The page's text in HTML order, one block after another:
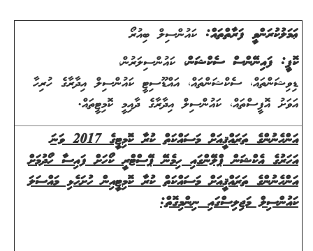
ޢަމަލުކުރަންވީ ފަރާތްތައް: ކައުންސިލް ބިއުރޯ
ކޮޕީ: ފައިނޭންސް ސެކްޝަން، ކައުންސިލަރުން،
ޑިވިޝަންތައް، ސެކްޝަންތައް، އައްޑޫސިޓީ ކައުންސިލް އިދާރާގެ ހުރިހާ
އަވަށު އޮފީސްތައް، ކައުންސިލް އިދާރާގެ ދާއިމީ ކޮމިޓީތައް.
އަންހެނުންގެ ތަރައްޤީއަށް މަސައްކަތް ކުރާ ކޮމިޓީގެ 2017 ވަނަ
އަހަރުގެ އެކްޝަން ޕްލޭންގައި ހިމެނޭ ޕޭސްޓްރީ ކޯހަށް ފައިސާ ހޯދުމަށް
އަންހެނުންގެ ތަރައްޤީއަށް މަސައްކަތް ކުރާ ކޮމިޓީއިން ހުށަހެޅި މައްސަލަ
ކައުންސިލް މަޖިލިސްގައި ނިންމިގޮތް: